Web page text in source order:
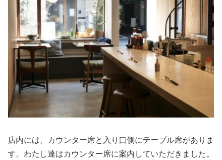
店内には、カウンター席と入り口側にテーブル席がありま
す。わたし達はカウンター席に案内していただきました。